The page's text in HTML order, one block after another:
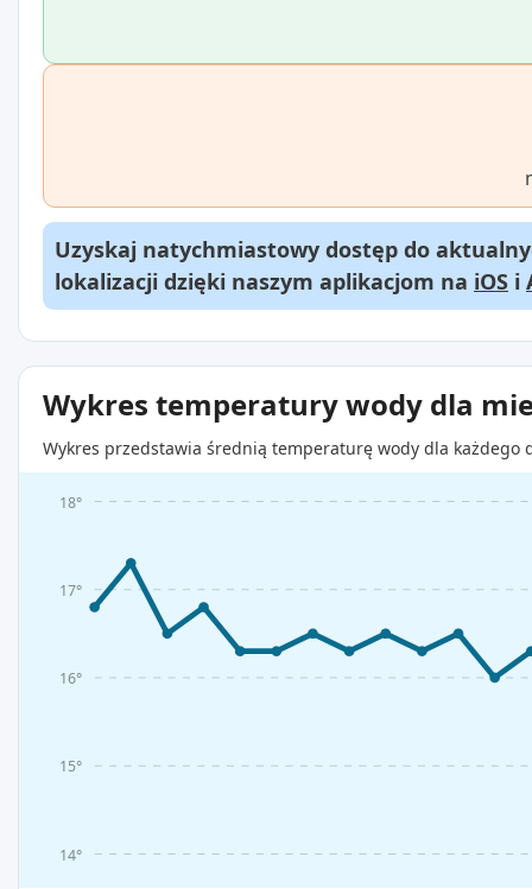
Uzyskaj natychmiastowy dostęp do
lokalizacji dzięki naszym aplikacjom na iOS i
Wykres temperatury wody dla
Wykres przedstawia średnią temperaturę wody dla
14°
15°
16°
17°
18°